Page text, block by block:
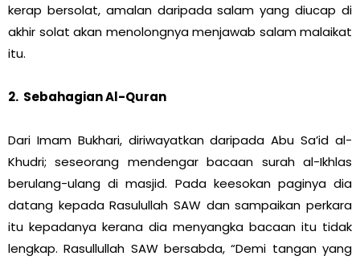
kerap bersolat, amalan daripada salam yang diucap di
akhir solat akan menolongnya menjawab salam malaikat
itu.
2. Sebahagian Al-Quran
Dari Imam Bukhari, diriwayatkan daripada Abu Sa’id al-
Khudri; seseorang mendengar bacaan surah al-Ikhlas
berulang-ulang di masjid. Pada keesokan paginya dia
datang kepada Rasulullah SAW dan sampaikan perkara
itu kepadanya kerana dia menyangka bacaan itu tidak
lengkap. Rasullullah SAW bersabda, “Demi tangan yang